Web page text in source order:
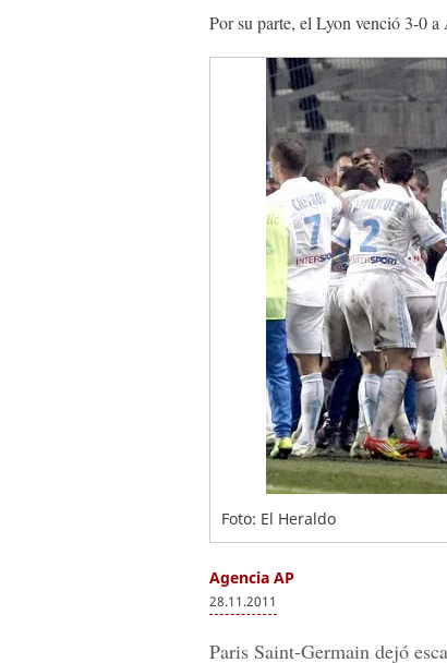
Por su parte, el Lyon venció 3-0 a
Foto: El Heraldo
Agencia AP
28.11.2011
Paris Saint-Germain dejó